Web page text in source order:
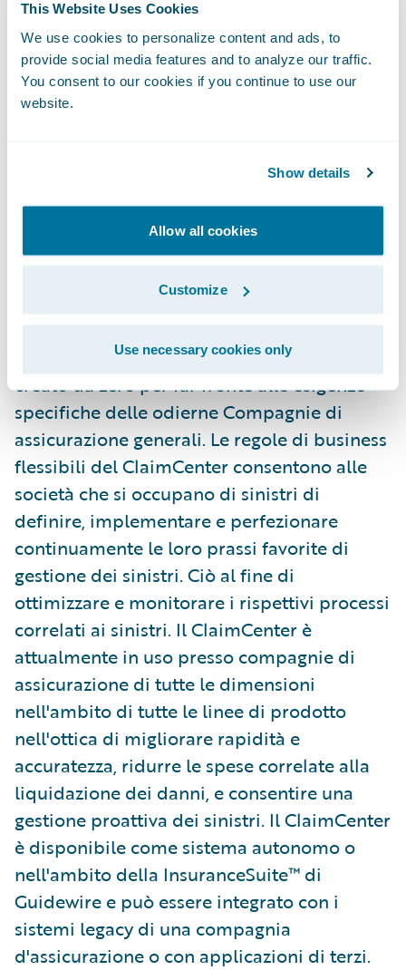
This Website Uses Cookies
We use cookies to personalize content and ads, to
provide social media features and to analyze our traffic.
You consent to our cookies if you continue to use our
website.
Show details
Allow all cookies
Customize
Use necessary cookies only
stata scelta da Zurich Svizzera quale partner
per i sistemi di gestione dei sinistri," ha
affermato Keith Stonell, amministratore
delegato, Guidewire EMEA. "Siamo
altri enti facenti capo a Zurich grazie anche
lavorare con il team svizzero per migliorare
ancora di più la qualità del servizio per la
clientela."
Il ClaimCenter® di Guidewire è un sistema
leader nella gestione dei sinistri end-to-end,
creato da zero per far fronte alle esigenze
specifiche delle odierne Compagnie di
assicurazione generali. Le regole di business
flessibili del ClaimCenter consentono alle
società che si occupano di sinistri di
definire, implementare e perfezionare
continuamente le loro prassi favorite di
gestione dei sinistri. Ciò al fine di
ottimizzare e monitorare i rispettivi processi
correlati ai sinistri. Il ClaimCenter è
attualmente in uso presso compagnie di
assicurazione di tutte le dimensioni
nell'ambito di tutte le linee di prodotto
nell'ottica di migliorare rapidità e
accuratezza, ridurre le spese correlate alla
liquidazione dei danni, e consentire una
gestione proattiva dei sinistri. Il ClaimCenter
è disponibile come sistema autonomo o
nell'ambito della InsuranceSuite™ di
Guidewire e può essere integrato con i
sistemi legacy di una compagnia
d'assicurazione o con applicazioni di terzi.